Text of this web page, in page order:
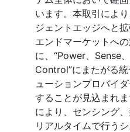
います。本取引によ
ジェントエッジへと
エンドマーケットへ
に、“Power、Sense
Control”にまたがる
ューションプロバイ
することが見込まれ
により、センシング
リアルタイムで行う